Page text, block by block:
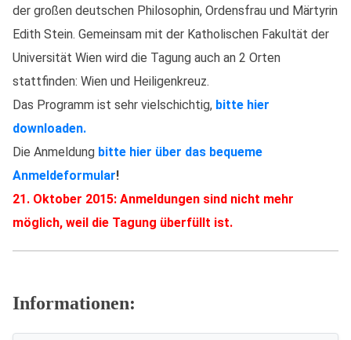
der großen deutschen Philosophin, Ordensfrau und Märtyrin
Edith Stein. Gemeinsam mit der Katholischen Fakultät der
Universität Wien wird die Tagung auch an 2 Orten
stattfinden: Wien und Heiligenkreuz.
Das Programm ist sehr vielschichtig, bitte hier
downloaden.
Die Anmeldung bitte hier über das bequeme
Anmeldeformular!
21. Oktober 2015: Anmeldungen sind nicht mehr
möglich, weil die Tagung überfüllt ist.
Informationen: